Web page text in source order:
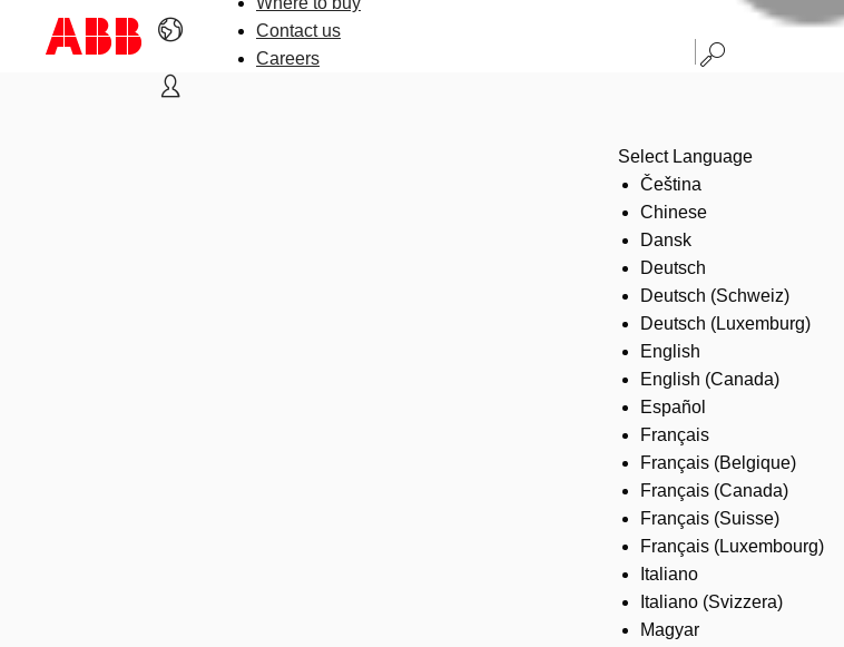
Contact us
Careers
Select Language
Čeština
Chinese
Dansk
Deutsch
Deutsch (Schweiz)
Deutsch (Luxemburg)
English
English (Canada)
Español
Français
Français (Belgique)
Français (Canada)
Français (Suisse)
Français (Luxembourg)
Italiano
Italiano (Svizzera)
Magyar